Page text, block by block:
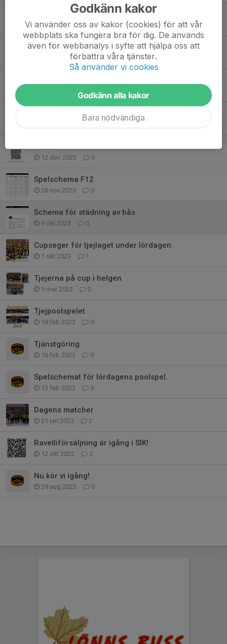
Anteckningar från föräldrarmöte
28 okt 2025 0
Anteckningar från föräldrarmöte
7 okt 2024 5
0
Cuphelg i Örebro för F14 laget
Ravelli
12 dec 2023 0
Spelschema F12
26 nov 2023 0
Schema för städning av bås
9 okt 2023 0
Cupseger för tjejlaget under lördagen
1 okt 2023 1
Tjejerna på cup i helgen
5 mar 2023 0
Tjejpoolspelet
18 feb 2023 0
Tjänstgöring
16 feb 2023 0
Spelschemat för lördagens poolspel.
13 feb 2023 5
Dagens matcher
21 jan 2023 2
Ravelliförsäljning är igång i SIK!
12 okt 2022 0
Nu kör vi igång!
29 aug 2022 0
Godkänn kakor
Vi använder oss av kakor (cookies) för att vår
webbplats ska fungera bra för dig. De används
även för webbanalys i syfte att hjälpa oss att
förbättra våra tjänster.
Så använder vi cookies
Godkänn alla kakor
Bara nödvändiga